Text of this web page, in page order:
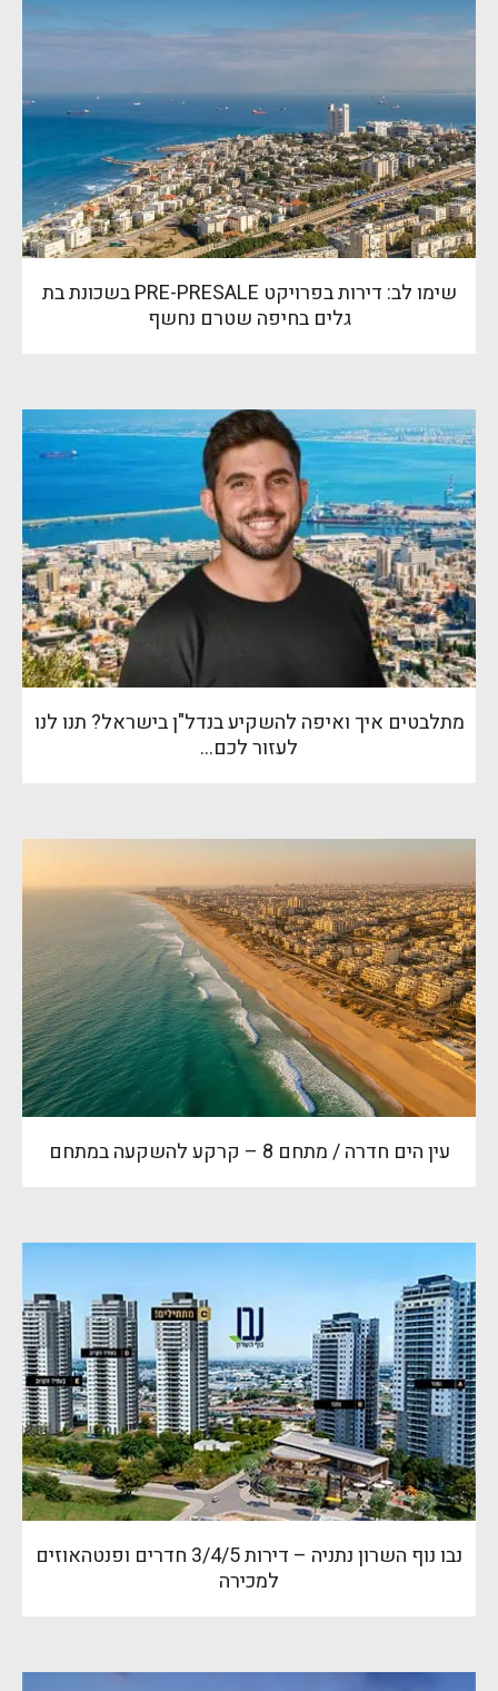
שימו לב: דירות בפרויקט PRE-PRESALE בשכונת בת
גלים בחיפה שטרם נחשף
מתלבטים איך ואיפה להשקיע בנדל"ן בישראל? תנו לנו
לעזור לכם…
עין הים חדרה / מתחם 8 – קרקע להשקעה במתחם
נבו נוף השרון נתניה – דירות 3/4/5 חדרים ופנטהאוזים
למכירה